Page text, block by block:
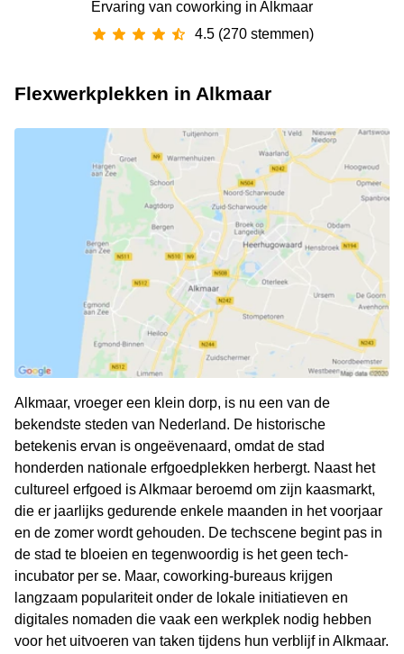
Ervaring van ‪coworking‬ in Alkmaar
4.5 (270 stemmen)
Flexwerkplekken in Alkmaar
Alkmaar, vroeger een klein dorp, is nu een van de
bekendste steden van Nederland. De historische
betekenis ervan is ongeëvenaard, omdat de stad
honderden nationale erfgoedplekken herbergt. Naast het
cultureel erfgoed is Alkmaar beroemd om zijn kaasmarkt,
die er jaarlijks gedurende enkele maanden in het voorjaar
en de zomer wordt gehouden. De techscene begint pas in
de stad te bloeien en tegenwoordig is het geen tech-
incubator per se. Maar, coworking-bureaus krijgen
langzaam populariteit onder de lokale initiatieven en
digitales nomaden die vaak een werkplek nodig hebben
voor het uitvoeren van taken tijdens hun verblijf in Alkmaar.